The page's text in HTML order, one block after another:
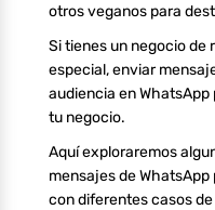
otros veganos para
Si tienes un negocio de
especial, enviar
audiencia en
tu negocio.
Aquí exploraremos
mensajes de WhatsApp
con diferentes casos